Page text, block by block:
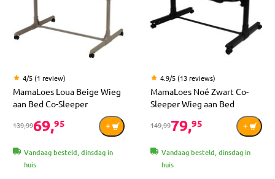
4/5 (1 review)
MamaLoes Loua Beige Wieg
aan Bed Co-Sleeper
139,9969,95
Vandaag besteld, dinsdag in
huis
4.9/5 (13 reviews)
MamaLoes Noé Zwart Co-
Sleeper Wieg aan Bed
149,9979,95
Vandaag besteld, dinsdag in
huis